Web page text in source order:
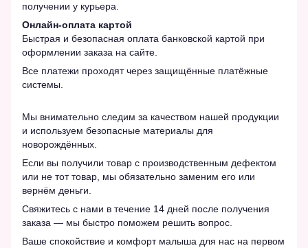
получении у курьера.
Онлайн-оплата картой
Быстрая и безопасная оплата банковской картой при
оформлении заказа на сайте.
Все платежи проходят через защищённые платёжные
системы.
Мы внимательно следим за качеством нашей продукции
и используем безопасные материалы для
новорождённых.
Если вы получили товар с производственным дефектом
или не тот товар, мы обязательно заменим его или
вернём деньги.
Свяжитесь с нами в течение 14 дней после получения
заказа — мы быстро поможем решить вопрос.
Ваше спокойствие и комфорт малыша для нас на первом